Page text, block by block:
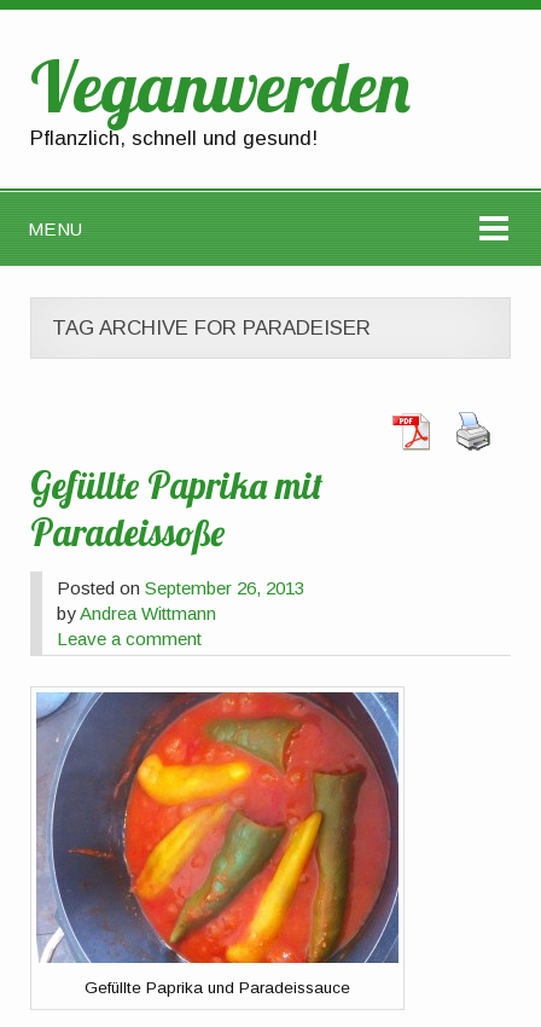
Veganwerden
Pflanzlich, schnell und gesund!
MENU
TAG ARCHIVE FOR PARADEISER
Gefüllte Paprika mit
Paradeissoße
Posted onSeptember 26, 2013
byAndrea Wittmann
Leave a comment
Gefüllte Paprika und Paradeissauce